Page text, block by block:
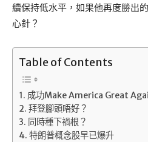
續保持低水平，如果他再度勝出
心針？
Table of Contents
成功Make America Great
拜登腳頭唔好？
同時種下禍根？
特朗普概念股早已爆升